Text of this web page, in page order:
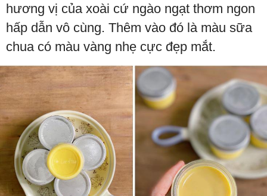
hương vị của xoài cứ ngào ngạt thơm ngon
hấp dẫn vô cùng. Thêm vào đó là màu sữa
chua có màu vàng nhẹ cực đẹp mắt.